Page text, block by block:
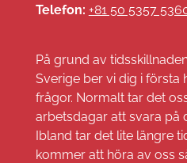
Telefon: +81 50 5357
På grund av
Sverige ber vi dig i första
frågor. Normalt tar det
arbetsdagar att svara på
Ibland tar det lite längre
kommer att höra av oss